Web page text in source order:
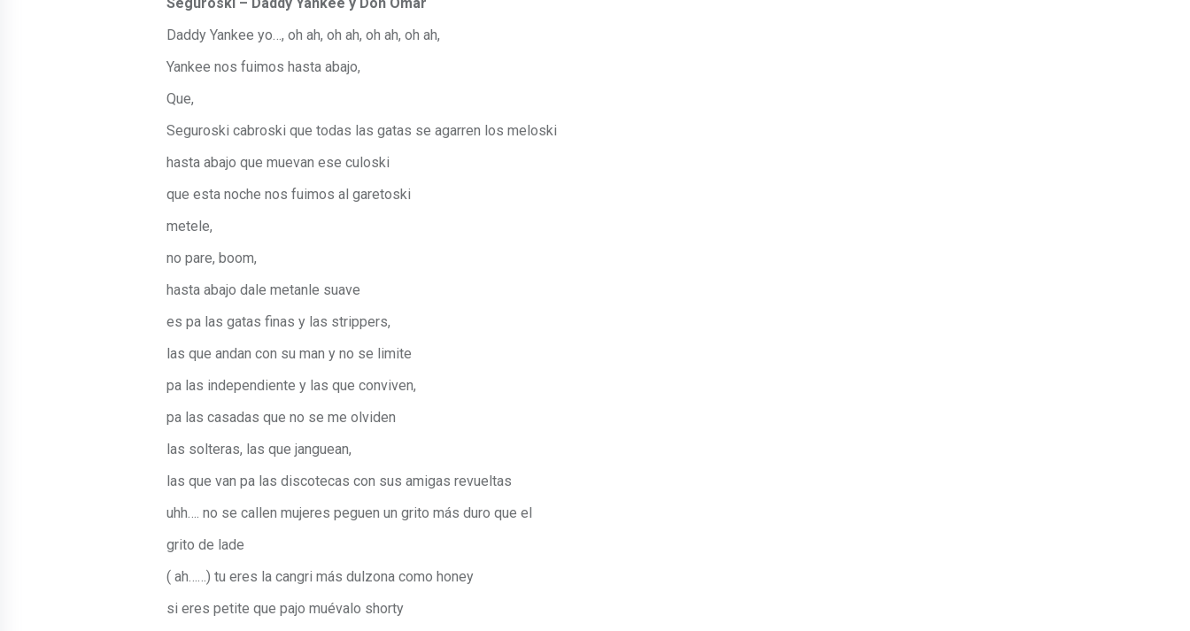
Daddy Yankee yo…, oh ah, oh ah, oh ah, oh ah,
Yankee nos fuimos hasta abajo,
Que,
Seguroski cabroski que todas las gatas se agarren los meloski
hasta abajo que muevan ese culoski
que esta noche nos fuimos al garetoski
metele,
no pare, boom,
hasta abajo dale metanle suave
es pa las gatas finas y las strippers,
las que andan con su man y no se limite
pa las independiente y las que conviven,
pa las casadas que no se me olviden
las solteras, las que janguean,
las que van pa las discotecas con sus amigas revueltas
uhh…. no se callen mujeres peguen un grito más duro que el
grito de lade
( ah……) tu eres la cangri más dulzona como honey
si eres petite que pajo muévalo shorty